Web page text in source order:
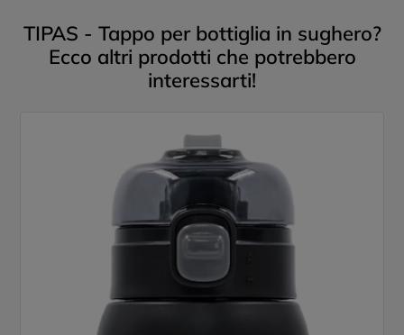
TIPAS - Tappo per bottiglia in sughero?
Ecco altri prodotti che potrebbero
interessarti!